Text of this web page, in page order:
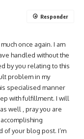
once again. I am
handled without the
by you relating to this
problem in my
specialised manner
with fulfillment. I will
well , pray you are
of your blog post. I’m
Responder